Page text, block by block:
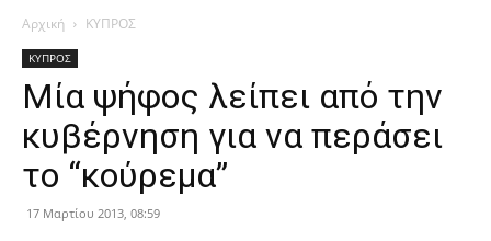
Αρχική ΚΥΠΡΟΣ
ΚΥΠΡΟΣ
Μία ψήφος λείπει από την
κυβέρνηση για να περάσει
το “κούρεμα”
17 Μαρτίου 2013, 08:59